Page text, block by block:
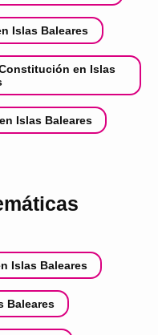
Islas Baleares
en Islas
Islas Baleares
Islas Baleares
Baleares